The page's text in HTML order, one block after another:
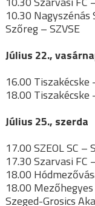
10.30 Nagyszénás
Szőreg – SZVSE
Július 22.,
16.00 Tiszakécske
18.00 Tiszakécske
Július 25., szerda
17.00 SZEOL SC
17.30 Szarvasi FC
18.00
18.00
Szeged-Grosics